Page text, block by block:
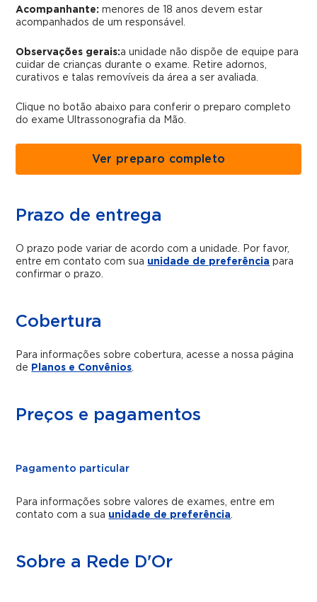
Acompanhante: menores de 18 anos devem estar
acompanhados de um responsável.
Observações gerais:a unidade não dispõe de equipe para
cuidar de crianças durante o exame. Retire adornos,
curativos e talas removíveis da área a ser avaliada.
Clique no botão abaixo para conferir o preparo completo
do exame Ultrassonografia da Mão.
Ver preparo completo
Prazo de entrega
O prazo pode variar de acordo com a unidade. Por favor,
entre em contato com sua unidade de preferência para
confirmar o prazo.
Cobertura
Para informações sobre cobertura, acesse a nossa página
de Planos e Convênios.
Preços e pagamentos
Pagamento particular
Para informações sobre valores de exames, entre em
contato com a sua unidade de preferência.
Sobre a Rede D'Or